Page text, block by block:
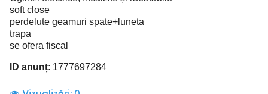
soft close
perdelute geamuri spate+luneta
trapa
se ofera fiscal
ID anunț: 1777697284